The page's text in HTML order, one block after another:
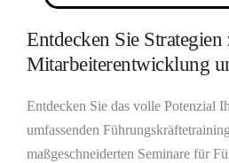
Entdecken Sie Strategien
Mitarbeiterentwicklung
Entdecken Sie das volle Potenzial
umfassenden
maßgeschneiderten Seminare für